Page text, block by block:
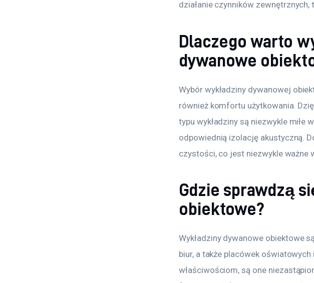
działanie czynników
Dlaczego warto
dywanowe
Wybór wykładziny dywanowej
również komfortu użytkowania.
typu wykładziny są niezwykle miłe
odpowiednią izolację akustyczną.
czystości, co jest niezwykle ważne
Gdzie sprawdzą
obiektowe?
Wykładziny dywanowe obiektowe
biur, a także placówek
właściwościom, są one